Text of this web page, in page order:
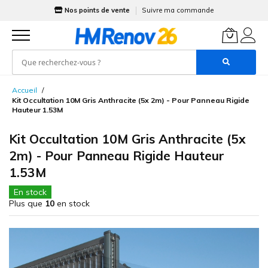
Nos points de vente Suivre ma commande
contenu
Accueil
Kit Occultation 10M Gris Anthracite (5x 2m) - Pour Panneau Rigide
Hauteur 1.53M
Kit Occultation 10M Gris Anthracite (5x
2m) - Pour Panneau Rigide Hauteur
1.53M
En stock
Plus que 10 en stock